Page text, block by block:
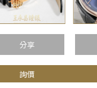
分享
詢價